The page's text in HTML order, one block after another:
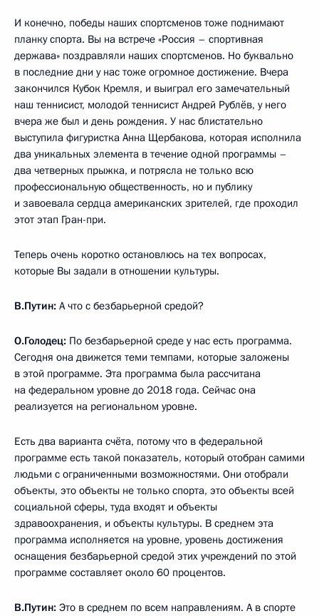
И конечно, победы наших спортсменов тоже поднимают
планку спорта. Вы на встрече «Россия – спортивная
держава» поздравляли наших спортсменов. Но буквально
в последние дни у нас тоже огромное достижение. Вчера
закончился Кубок Кремля, и выиграл его замечательный
наш теннисист, молодой теннисист Андрей Рублёв, у него
вчера же был и день рождения. У нас блистательно
выступила фигуристка Анна Щербакова, которая исполнила
два уникальных элемента в течение одной программы –
два четверных прыжка, и потрясла не только всю
профессиональную общественность, но и публику
и завоевала сердца американских зрителей, где проходил
этот этап Гран-при.
Теперь очень коротко остановлюсь на тех вопросах,
которые Вы задали в отношении культуры.
В.Путин: А что с безбарьерной средой?
О.Голодец: По безбарьерной среде у нас есть программа.
Сегодня она движется теми темпами, которые заложены
в этой программе. Эта программа была рассчитана
на федеральном уровне до 2018 года. Сейчас она
реализуется на региональном уровне.
Есть два варианта счёта, потому что в федеральной
программе есть такой показатель, который отобран самими
людьми с ограниченными возможностями. Они отобрали
объекты, это объекты не только спорта, это объекты всей
социальной сферы, туда входят и объекты
здравоохранения, и объекты культуры. В среднем эта
программа исполняется на уровне, уровень достижения
оснащения безбарьерной средой этих учреждений по этой
программе составляет около 60 процентов.
В.Путин: Это в среднем по всем направлениям. А в спорте